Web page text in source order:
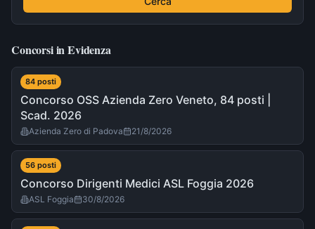
Concorsi in Evidenza
84 posti
Concorso OSS Azienda Zero Veneto, 84 posti |
Scad. 2026
Azienda Zero di Padova 21/8/2026
56 posti
Concorso Dirigenti Medici ASL Foggia 2026
ASL Foggia 30/8/2026